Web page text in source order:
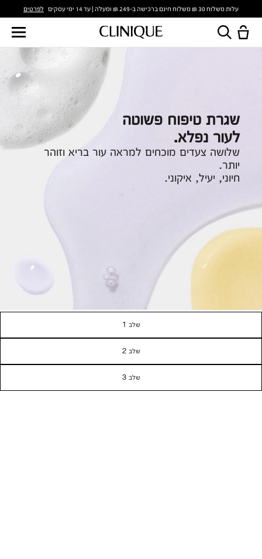
עלות משלוח 30 ₪ משלוח חינם ברכישה ב-249 ₪ ומעלה | עד 14 ימי עסקים לפרטים
שגרת טיפוח פשוטה
לעור נפלא.
שלושה צעדים מוכחים למראה עור בריא וזוהר
יותר.
חיוני, יעיל, איקוני.
שלב 1
שלב 2
שלב 3